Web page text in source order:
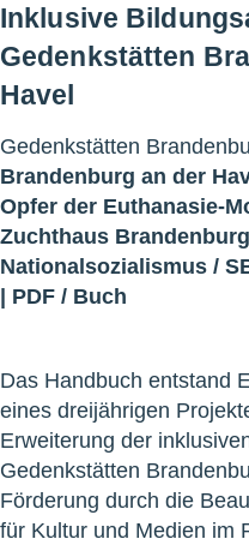
Inklusive
Gedenkstätten
Havel
Gedenkstätten
Brandenburg an der
Opfer der Euthanasie-
Zuchthaus
Nationalsozialismus /
| PDF / Buch
Das Handbuch entstand
eines dreijährigen
Erweiterung der
Gedenkstätten
Förderung durch die
für Kultur und Medien im